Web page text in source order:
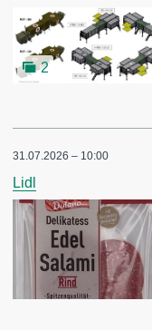
2
31.07.2026 – 10:00
Lidl